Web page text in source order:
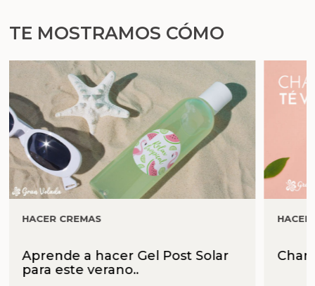
TE MOSTRAMOS CÓMO
HACER CREMAS
Aprende a hacer Gel Post Solar
para este verano..
HACER